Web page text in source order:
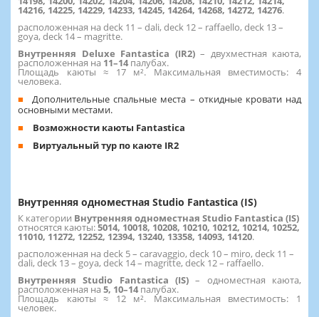
14216, 14225, 14229, 14233, 14245, 14264, 14268, 14272, 14276.
расположенная на deck 11 – dali, deck 12 – raffaello, deck 13 –
goya, deck 14 – magritte.
Внутренняя Deluxe Fantastica (IR2) – двухместная каюта,
расположенная на 11–14палубах.
Площадь каюты ≈ 17 м². Максимальная вместимость: 4
человека.
Дополнительные спальные места – откидные кровати над
основными местами.
Возможности каюты Fantastica
Виртуальный тур по каюте IR2
Внутренняя одноместная Studio Fantastica (IS)
К категории Внутренняя одноместная Studio Fantastica (IS)
относятся каюты:5014, 10018, 10208, 10210, 10212, 10214, 10252,
11010, 11272, 12252, 12394, 13240, 13358, 14093, 14120.
расположенная на deck 5 – caravaggio, deck 10 – miro, deck 11 –
dali, deck 13 – goya, deck 14 – magritte, deck 12 – raffaello.
Внутренняя Studio Fantastica (IS) – одноместная каюта,
расположенная на 5, 10–14палубах.
Площадь каюты ≈ 12 м². Максимальная вместимость: 1
человек.